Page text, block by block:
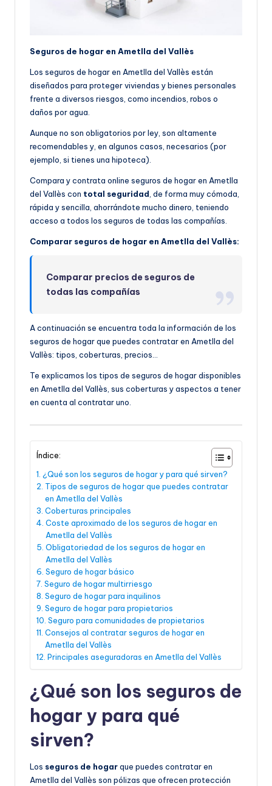
Seguros de hogar en Ametlla del Vallès
Los seguros de hogar en Ametlla del Vallès están
diseñados para proteger viviendas y bienes personales
frente a diversos riesgos, como incendios, robos o
daños por agua.
Aunque no son obligatorios por ley, son altamente
recomendables y, en algunos casos, necesarios (por
ejemplo, si tienes una hipoteca).
Compara y contrata online seguros de hogar en Ametlla
del Vallès con total seguridad, de forma muy cómoda,
rápida y sencilla, ahorrándote mucho dinero, teniendo
acceso a todos los seguros de todas las compañías.
Comparar seguros de hogar en Ametlla del Vallès:
Comparar precios de seguros de
todas las compañías
A continuación se encuentra toda la información de los
seguros de hogar que puedes contratar en Ametlla del
Vallès: tipos, coberturas, precios…
Te explicamos los tipos de seguros de hogar disponibles
en Ametlla del Vallès, sus coberturas y aspectos a tener
en cuenta al contratar uno.
Índice:
¿Qué son los seguros de hogar y para qué sirven?
Tipos de seguros de hogar que puedes contratar
en Ametlla del Vallès
Coberturas principales
Coste aproximado de los seguros de hogar en
Ametlla del Vallès
Obligatoriedad de los seguros de hogar en
Ametlla del Vallès
Seguro de hogar básico
Seguro de hogar multirriesgo
Seguro de hogar para inquilinos
Seguro de hogar para propietarios
Seguro para comunidades de propietarios
Consejos al contratar seguros de hogar en
Ametlla del Vallès
Principales aseguradoras en Ametlla del Vallès
¿Qué son los seguros de
hogar y para qué
sirven?
Los seguros de hogarque puedes contratar en
Ametlla del Vallès son pólizas que ofrecen protección